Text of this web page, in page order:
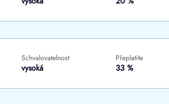
Schvalovatelnost
vysoká
Přeplatíte
33 %